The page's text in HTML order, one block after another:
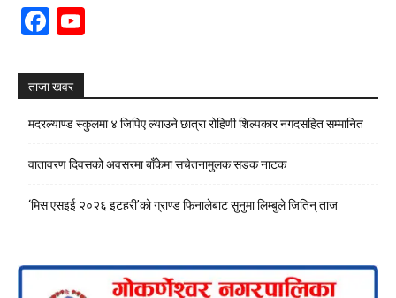
Facebook
ताजा खवर
मदरल्याण्ड स्कुलमा ४ जिपिए ल्याउने छात्रा रोहिणी शिल्पकार नगदसहित सम्मानित
वातावरण दिवसको अवसरमा बाँकेमा सचेतनामुलक सडक नाटक
‘मिस एसइई २०२६ इटहरी’को ग्राण्ड फिनालेबाट सुनुमा लिम्बुले जितिन् ताज